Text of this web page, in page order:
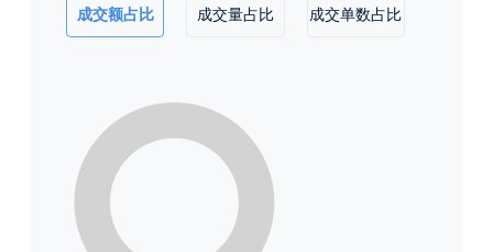
成交额占比 成交量占比 成交单数占比